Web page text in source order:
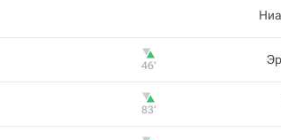
46‎’‎
83‎’‎